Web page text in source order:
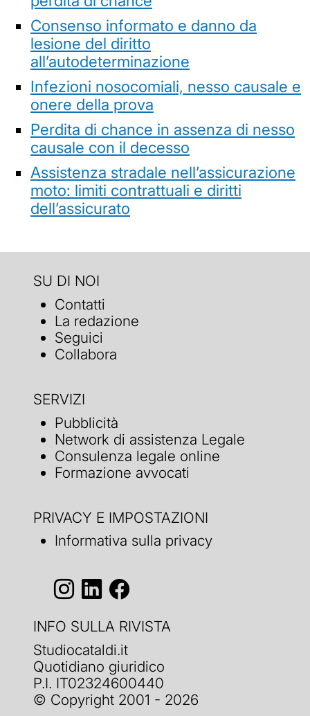
Consenso informato e danno da
lesione del diritto
all’autodeterminazione
Infezioni nosocomiali, nesso causale e
onere della prova
Perdita di chance in assenza di nesso
causale con il decesso
Assistenza stradale nell’assicurazione
moto: limiti contrattuali e diritti
dell’assicurato
SU DI NOI
Contatti
La redazione
Seguici
Collabora
SERVIZI
Pubblicità
Network di assistenza Legale
Consulenza legale online
Formazione avvocati
PRIVACY E IMPOSTAZIONI
Informativa sulla privacy
INFO SULLA RIVISTA
Studiocataldi.it
Quotidiano giuridico
P.I. IT02324600440
© Copyright 2001 - 2026